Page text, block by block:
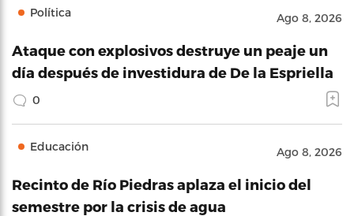
Política Ago 8, 2026
Ataque con explosivos destruye un peaje un
día después de investidura de De la Espriella
0
Educación Ago 8, 2026
Recinto de Río Piedras aplaza el inicio del
semestre por la crisis de agua